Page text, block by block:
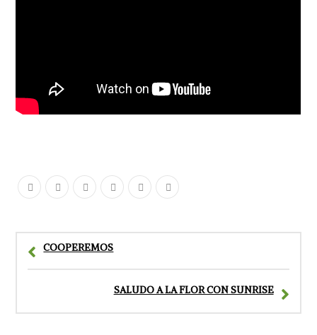
COOPEREMOS
SALUDO A LA FLOR CON SUNRISE